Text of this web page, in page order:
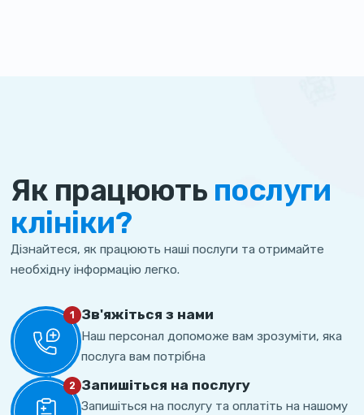
Як працюють послуги
клініки?
Дізнайтеся, як працюють наші послуги та отримайте
необхідну інформацію легко.
1 Зв'яжіться з нами
Наш персонал допоможе вам зрозуміти, яка
послуга вам потрібна
2 Запишіться на послугу
Запишіться на послугу та оплатіть на нашому